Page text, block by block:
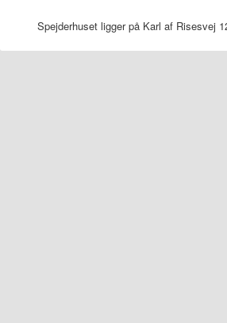
Spejderhuset ligger på Karl af Risesvej